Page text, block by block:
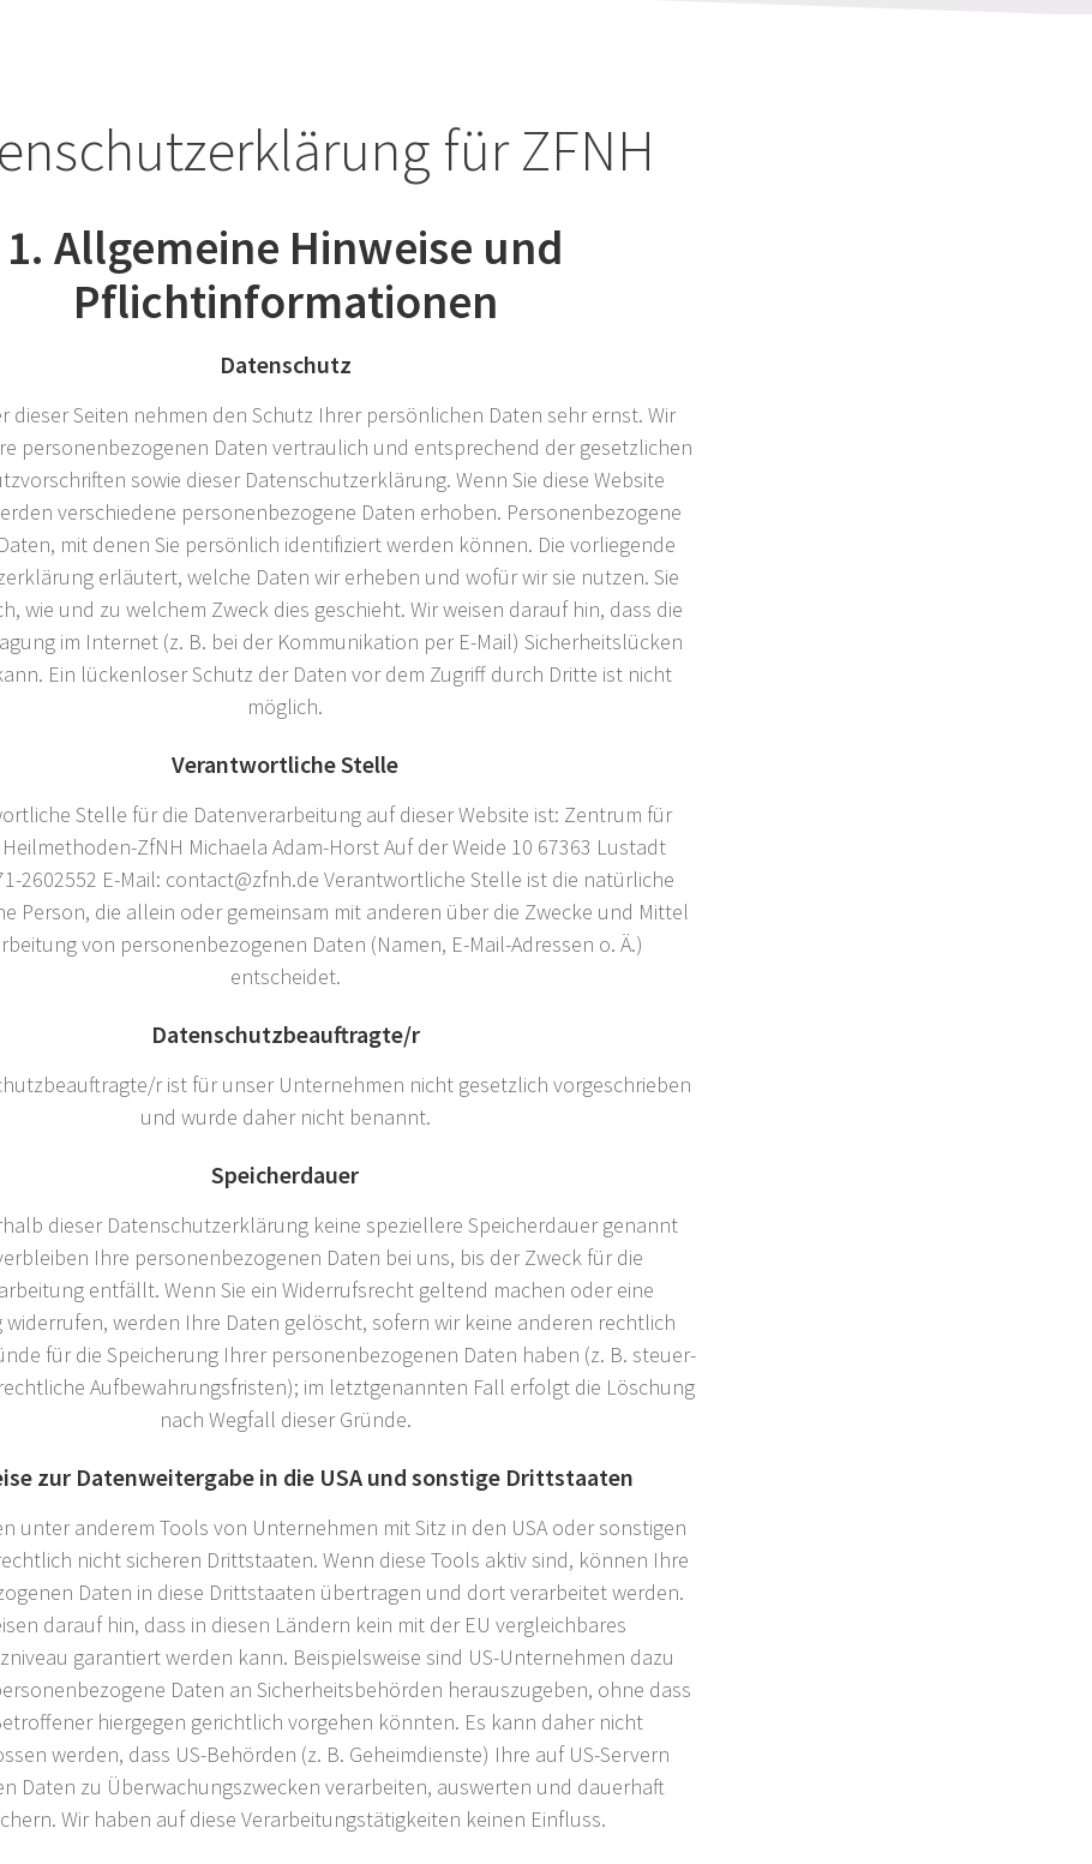
für ZFNH
1. Allgemeine Hinweise und
Pflichtinformationen
Datenschutz
dieser Seiten nehmen den Schutz Ihrer persönlichen Daten sehr ernst. Wir
personenbezogenen Daten vertraulich und entsprechend der gesetzlichen
sowie dieser Datenschutzerklärung. Wenn Sie diese Website
verschiedene personenbezogene Daten erhoben. Personenbezogene
mit denen Sie persönlich identifiziert werden können. Die vorliegende
erläutert, welche Daten wir erheben und wofür wir sie nutzen. Sie
wie und zu welchem Zweck dies geschieht. Wir weisen darauf hin, dass die
im Internet (z. B. bei der Kommunikation per E-Mail) Sicherheitslücken
Ein lückenloser Schutz der Daten vor dem Zugriff durch Dritte ist nicht
möglich.
Verantwortliche Stelle
Stelle für die Datenverarbeitung auf dieser Website ist: Zentrum für
ZfNH Michaela Adam-Horst Auf der Weide 10 67363 Lustadt
2602552 E-Mail: contact@zfnh.de Verantwortliche Stelle ist die natürliche
Person, die allein oder gemeinsam mit anderen über die Zwecke und Mittel
von personenbezogenen Daten (Namen, E-Mail-Adressen o. Ä.)
entscheidet.
Datenschutzbeauftragte/r
r ist für unser Unternehmen nicht gesetzlich vorgeschrieben
und wurde daher nicht benannt.
Speicherdauer
dieser Datenschutzerklärung keine speziellere Speicherdauer genannt
Ihre personenbezogenen Daten bei uns, bis der Zweck für die
entfällt. Wenn Sie ein Widerrufsrecht geltend machen oder eine
widerrufen, werden Ihre Daten gelöscht, sofern wir keine anderen rechtlich
für die Speicherung Ihrer personenbezogenen Daten haben (z. B. steuer-
Aufbewahrungsfristen); im letztgenannten Fall erfolgt die Löschung
nach Wegfall dieser Gründe.
zur Datenweitergabe in die USA und sonstige Drittstaaten
unter anderem Tools von Unternehmen mit Sitz in den USA oder sonstigen
nicht sicheren Drittstaaten. Wenn diese Tools aktiv sind, können Ihre
Daten in diese Drittstaaten übertragen und dort verarbeitet werden.
darauf hin, dass in diesen Ländern kein mit der EU vergleichbares
garantiert werden kann. Beispielsweise sind US-Unternehmen dazu
Daten an Sicherheitsbehörden herauszugeben, ohne dass
hiergegen gerichtlich vorgehen könnten. Es kann daher nicht
werden, dass US-Behörden (z. B. Geheimdienste) Ihre auf US-Servern
Daten zu Überwachungszwecken verarbeiten, auswerten und dauerhaft
Wir haben auf diese Verarbeitungstätigkeiten keinen Einfluss.